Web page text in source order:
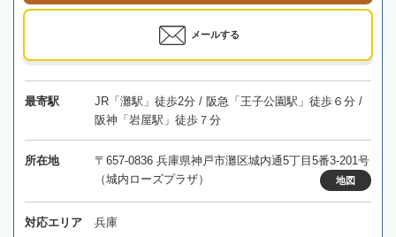
メールする
最寄駅
JR「灘駅」徒歩2分 / 阪急「王子公園駅」徒歩６分 /
阪神「岩屋駅」徒歩７分
所在地
〒657-0836 兵庫県神戸市灘区城内通5丁目5番3-201号
（城内ローズプラザ）
地図
対応エリア 兵庫